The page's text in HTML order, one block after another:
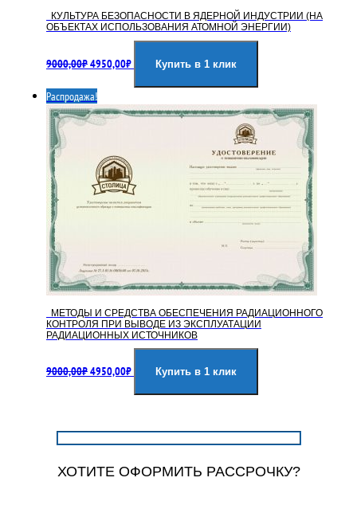
КУЛЬТУРА БЕЗОПАСНОСТИ В ЯДЕРНОЙ ИНДУСТРИИ (НА
ОБЪЕКТАХ ИСПОЛЬЗОВАНИЯ АТОМНОЙ ЭНЕРГИИ)
9000,00₽цена
9000,00₽.
4950,00₽цена:
Купить в 1 клик
Распродажа!
МЕТОДЫ И СРЕДСТВА ОБЕСПЕЧЕНИЯ РАДИАЦИОННОГО
КОНТРОЛЯ ПРИ ВЫВОДЕ ИЗ ЭКСПЛУАТАЦИИ
РАДИАЦИОННЫХ ИСТОЧНИКОВ
9000,00₽цена
4950,00₽цена:
Купить в 1 клик
ХОТИТЕ ОФОРМИТЬ РАССРОЧКУ?